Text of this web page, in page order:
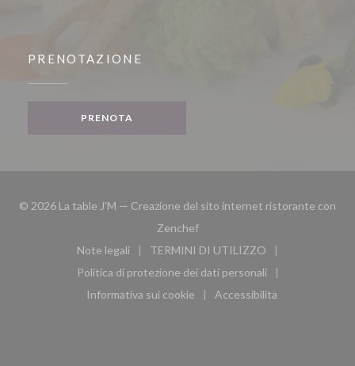
PRENOTAZIONE
PRENOTA
© 2026 La table J'M — Creazione del sito internet ristorante con
Zenchef((apre una nuova finestra))
Note legali
((apre una nuova finestra))
TERMINI DI UTILIZZO
((apre una nuova finestra))
Politica di protezione dei dati personali
((apre una nuova finestra))
Informativa sui cookie
((apre una nuova finestra))
Accessibilita